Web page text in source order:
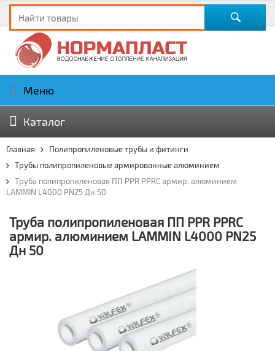
Меню
Каталог
Главная
Полипропиленовые трубы и фитинги
Трубы полипропиленовые армированные алюминием
Труба полипропиленовая ПП PPR PPRC армир. алюминием
LAMMIN L4000 PN25 Дн 50
Труба полипропиленовая ПП PPR PPRC
армир. алюминием LAMMIN L4000 PN25
Дн 50